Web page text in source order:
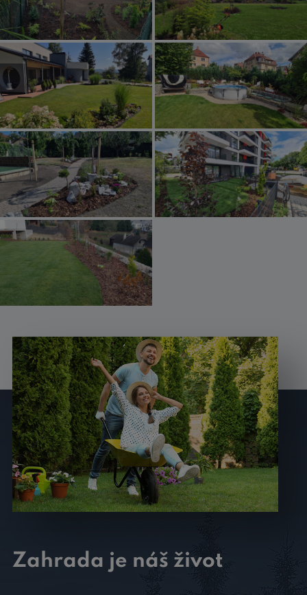
Realizace okrasné zahrady v
Liberci
Zobrazit realizaci
Realizace zahrady v Jablonci nad
Nisou
Zobrazit realizaci
Realizace zahrady Hradec Králové
Zobrazit realizaci
Realizace zahrady Dresden
Zobrazit realizaci
Realizace zahrady a trávníku v
Liberci
Zobrazit realizaci
Zahrada je náš život